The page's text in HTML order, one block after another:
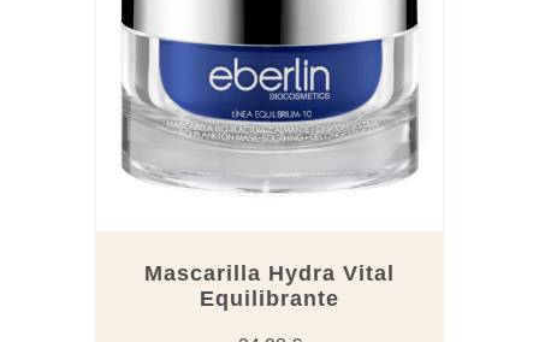
Mascarilla Hydra Vital
Equilibrante